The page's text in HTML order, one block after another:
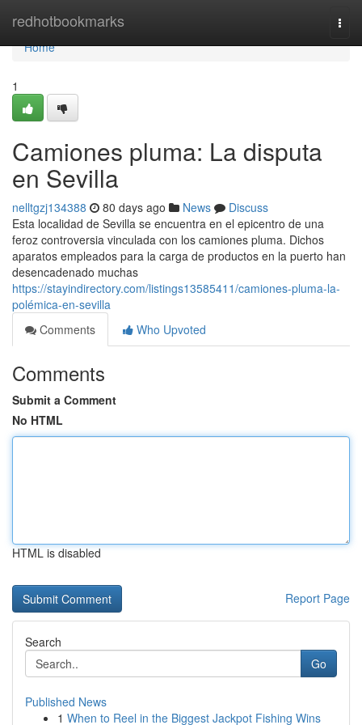
redhotbookmarks
Home
Home
1
Camiones pluma: La disputa
en Sevilla
nelltgzj134388 80 days ago News
Discuss
Esta localidad de Sevilla se encuentra en el epicentro de una
feroz controversia vinculada con los camiones pluma. Dichos
aparatos empleados para la carga de productos en la puerto han
desencadenado muchas
https://stayindirectory.com/listings13585411/camiones-pluma-la-
polémica-en-sevilla
Comments
Who Upvoted
Comments
Submit a Comment
No HTML
HTML is disabled
Report Page
Search
Go
Published News
1 When to Reel in the Biggest Jackpot Fishing Wins